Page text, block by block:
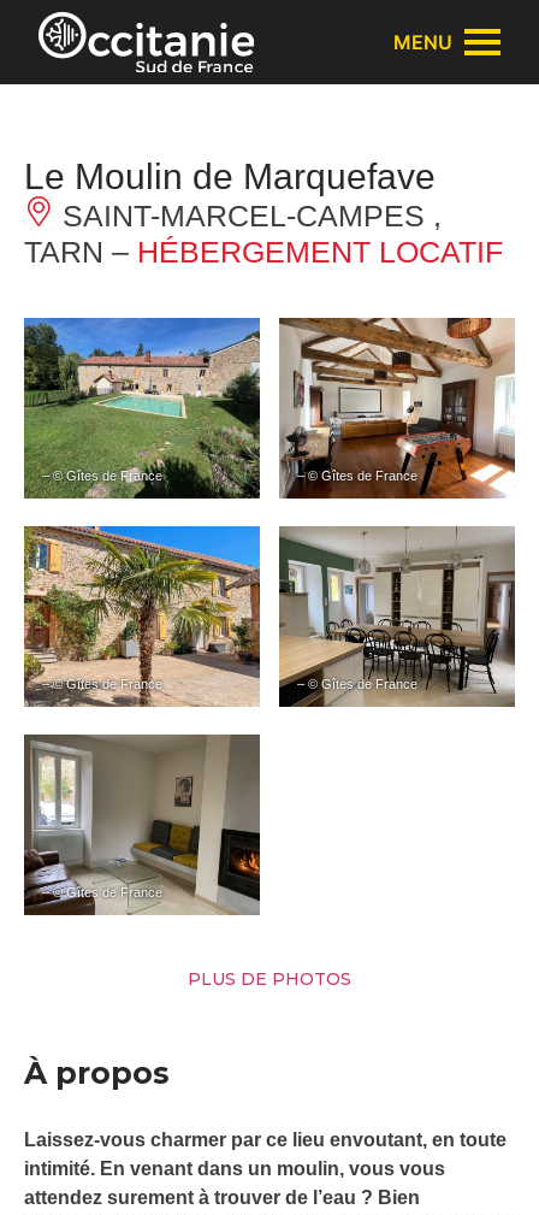
Panneau de gestion des cookies
MENU
Le Moulin de Marquefave
SAINT-MARCEL-CAMPES ,
TARN – HÉBERGEMENT LOCATIF
– © Gîtes de France – © Gîtes de France
– © Gîtes de France – © Gîtes de France
– © Gîtes de France
PLUS DE PHOTOS
À propos
Laissez-vous charmer par ce lieu envoutant, en toute
intimité. En venant dans un moulin, vous vous
attendez surement à trouver de l’eau ? Bien